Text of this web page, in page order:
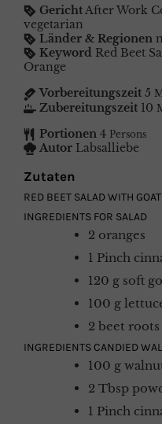
GerichtAfter Work
vegetarian
Länder & Regionen
Keyword Red Beet
Orange
Vorbereitungszeit 5
Zubereitungszeit 10
Portionen 4 Persons
Autor Labsalliebe
Zutaten
RED BEET SALAD WITH
INGREDIENTS FOR SALAD
2 oranges
1 Pinch
120 g soft
100 g
2 beet roots
INGREDIENTS CANDIED
100 g
2 Tbsp
1 Pinch